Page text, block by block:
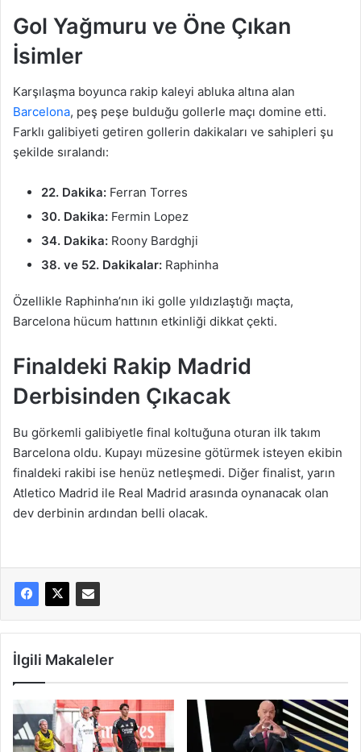
Gol Yağmuru ve Öne Çıkan
İsimler
Karşılaşma boyunca rakip kaleyi abluka altına alan
Barcelona, peş peşe bulduğu gollerle maçı domine etti.
Farklı galibiyeti getiren gollerin dakikaları ve sahipleri şu
şekilde sıralandı:
22. Dakika: Ferran Torres
30. Dakika: Fermin Lopez
34. Dakika: Roony Bardghji
38. ve 52. Dakikalar: Raphinha
Özellikle Raphinha’nın iki golle yıldızlaştığı maçta,
Barcelona hücum hattının etkinliği dikkat çekti.
Finaldeki Rakip Madrid
Derbisinden Çıkacak
Bu görkemli galibiyetle final koltuğuna oturan ilk takım
Barcelona oldu. Kupayı müzesine götürmek isteyen ekibin
finaldeki rakibi ise henüz netleşmedi. Diğer finalist, yarın
Atletico Madrid ile Real Madrid arasında oynanacak olan
dev derbinin ardından belli olacak.
İlgili Makaleler